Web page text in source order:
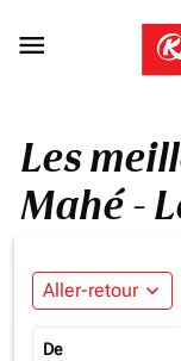

Les
Mahé -
Aller-retour expand_more
De